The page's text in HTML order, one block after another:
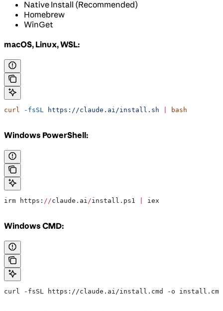
Native Install (Recommended)
Homebrew
WinGet
macOS, Linux, WSL:
curl -fsSL https://claude.ai/install.sh bash
Windows PowerShell:
irm https: //claude.ai/install.ps1 iex
Windows CMD:
curl -fsSL https://claude.ai/install.cmd -o